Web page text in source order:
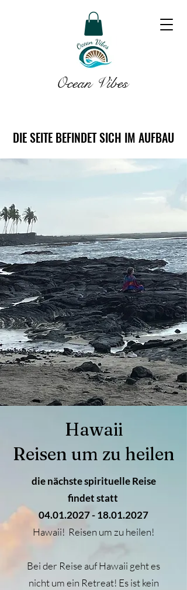
Ocean Vibes
DIE SEITE BEFINDET SICH IM AUFBAU
DIE SEITE BEFINDET SICH IM AUFBAU
Hawaii
Reisen um zu heilen
die nächste spirituelle Reise
findet statt
04.01.2027 - 18.01.2027
Hawaii! Reisen um zu heilen!
Bei der Reise auf Hawaii geht es
nicht um ein Retreat! Es ist kein